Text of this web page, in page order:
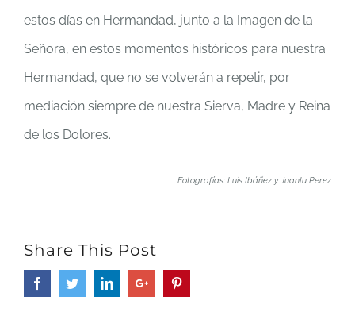
estos días en Hermandad, junto a la Imagen de la
Señora, en estos momentos históricos para nuestra
Hermandad, que no se volverán a repetir, por
mediación siempre de nuestra Sierva, Madre y Reina
de los Dolores.
Fotografías: Luis Ibáñez y Juanlu Perez
Share This Post
FacebookTwitterLinkedInGoogle+